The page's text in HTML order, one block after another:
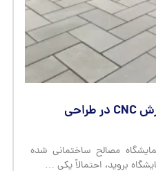
فناوری چاپ دیجیتال و برش CNC در طراحی
مصالح ساختمانی شده
بروید، احتمالاً یکی …